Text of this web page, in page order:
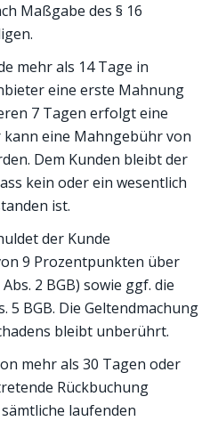
Maßgabe des § 16
mehr als 14 Tage in
eine erste Mahnung
7 Tagen erfolgt eine
eine Mahngebühr von
Dem Kunden bleibt der
kein oder ein wesentlich
ist.
der Kunde
9 Prozentpunkten über
2 BGB) sowie ggf. die
5 BGB. Die Geltendmachung
bleibt unberührt.
mehr als 30 Tagen oder
Rückbuchung
laufenden